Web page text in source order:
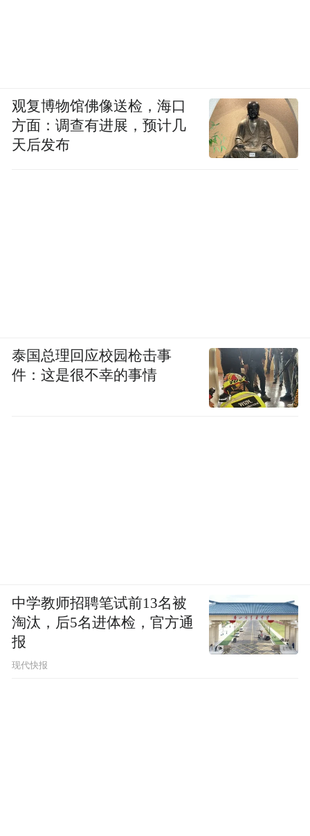
观复博物馆佛像送检，海口
方面：调查有进展，预计几
天后发布
泰国总理回应校园枪击事
件：这是很不幸的事情
中学教师招聘笔试前13名被
淘汰，后5名进体检，官方通
报
现代快报